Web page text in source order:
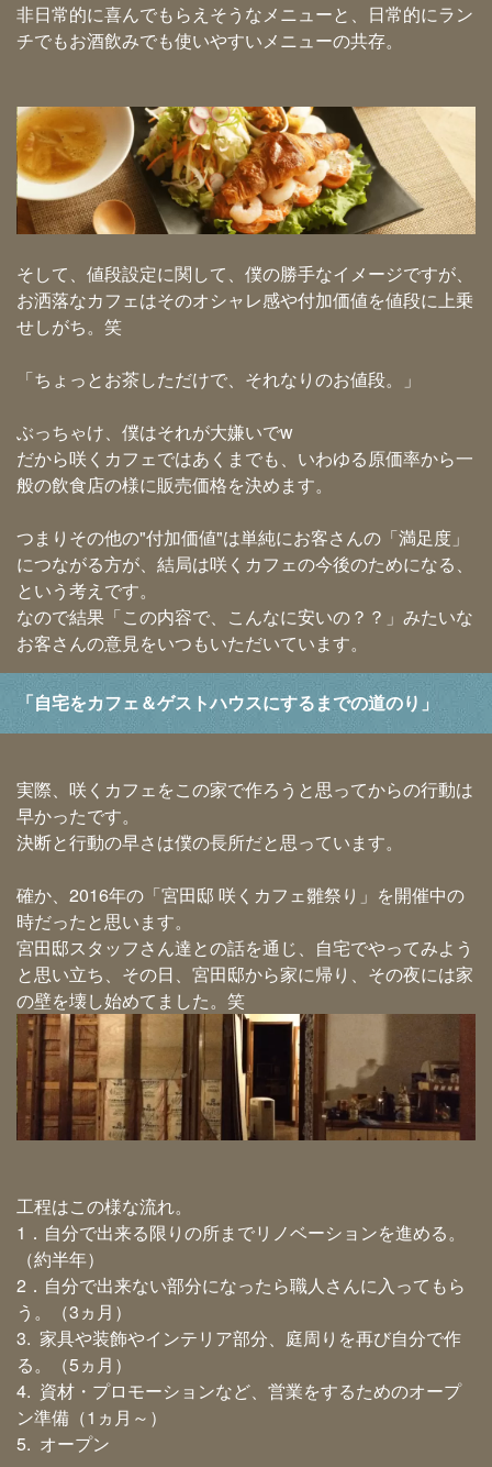
非日常的に喜んでもらえそうなメニューと、日常的にラン
チでもお酒飲みでも使いやすいメニューの共存。
そして、値段設定に関して、僕の勝手なイメージですが、
お洒落なカフェはそのオシャレ感や付加価値を値段に上乗
せしがち。笑
「ちょっとお茶しただけで、それなりのお値段。」
ぶっちゃけ、僕はそれが大嫌いでw
だから咲くカフェではあくまでも、いわゆる原価率から一
般の飲食店の様に販売価格を決めます。
つまりその他の"付加価値"は単純にお客さんの「満足度」
につながる方が、結局は咲くカフェの今後のためになる、
という考えです。
なので結果「この内容で、こんなに安いの？？」みたいな
お客さんの意見をいつもいただいています。
「自宅をカフェ＆ゲストハウスにするまでの道のり」
実際、咲くカフェをこの家で作ろうと思ってからの行動は
早かったです。
決断と行動の早さは僕の長所だと思っています。
確か、2016年の「宮田邸 咲くカフェ雛祭り」を開催中の
時だったと思います。
宮田邸スタッフさん達との話を通じ、自宅でやってみよう
と思い立ち、その日、宮田邸から家に帰り、その夜には家
の壁を壊し始めてました。笑
工程はこの様な流れ。
1．自分で出来る限りの所までリノベーションを進める。
（約半年）
2．自分で出来ない部分になったら職人さんに入ってもら
う。（3ヵ月）
3. 家具や装飾やインテリア部分、庭周りを再び自分で作
る。（5ヵ月）
4. 資材・プロモーションなど、営業をするためのオープ
ン準備（1ヵ月～）
5. オープン